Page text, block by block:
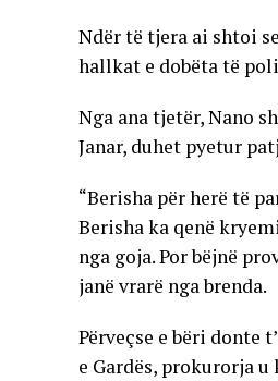
Ndër të tjera ai shtoi
hallkat e dobëta të
Nga ana tjetër, Nano
Janar, duhet pyetur
“Berisha për herë të
Berisha ka qenë
nga goja. Por bëjnë
janë vrarë nga brenda.
Përveçse e bëri donte
e Gardës, prokurorja